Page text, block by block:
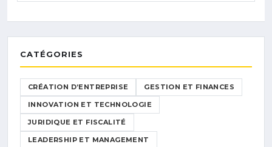
CATÉGORIES
CRÉATION D’ENTREPRISE GESTION ET FINANCES
INNOVATION ET TECHNOLOGIE
JURIDIQUE ET FISCALITÉ
LEADERSHIP ET MANAGEMENT